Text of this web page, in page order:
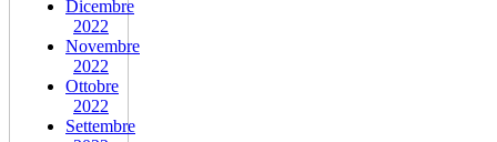
Dicembre
2022
Novembre
2022
Ottobre
2022
Settembre